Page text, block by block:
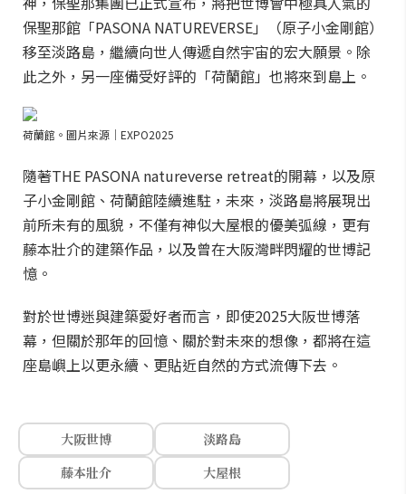
保聖那館「PASONA NATUREVERSE」（原子小金剛館）
移至淡路島，繼續向世人傳遞自然宇宙的宏大願景。除
此之外，另一座備受好評的「荷蘭館」也將來到島上。
荷蘭館。圖片來源｜EXPO2025
隨著THE PASONA natureverse retreat的開幕，以及原
子小金剛館、荷蘭館陸續進駐，未來，淡路島將展現出
前所未有的風貌，不僅有神似大屋根的優美弧線，更有
藤本壯介的建築作品，以及曾在大阪灣畔閃耀的世博記
憶。
對於世博迷與建築愛好者而言，即使2025大阪世博落
幕，但關於那年的回憶、關於對未來的想像，都將在這
座島嶼上以更永續、更貼近自然的方式流傳下去。
大阪世博
淡路島
藤本壯介
大屋根